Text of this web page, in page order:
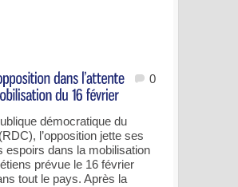
0
démocratique du
l’opposition jette ses
espoirs dans la mobilisation
prévue le 16 février
tout le pays. Après la